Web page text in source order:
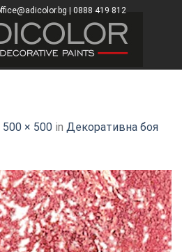
| 0888 419 812
500 × 500 in Декоративна боя